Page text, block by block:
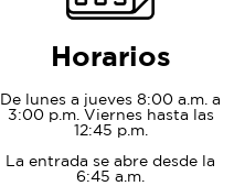
Horarios
De lunes a jueves 8:00 a.m. a
3:00 p.m. Viernes hasta las
12:45 p.m.
La entrada se abre desde la
6:45 a.m.